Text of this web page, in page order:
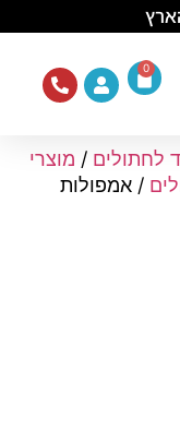
0
לחתולים / מוצרי
/ אמפולות